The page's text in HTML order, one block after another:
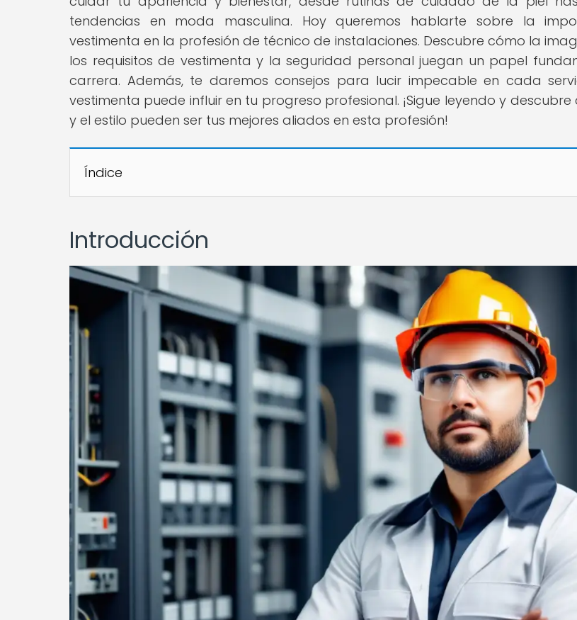
tendencias en moda masculina. Hoy queremos hablarte sobre la
vestimenta en la profesión de técnico de instalaciones. Descubre cómo la
los requisitos de vestimenta y la seguridad personal juegan un papel
carrera. Además, te daremos consejos para lucir impecable en cada
vestimenta puede influir en tu progreso profesional. ¡Sigue leyendo y
y el estilo pueden ser tus mejores aliados en esta profesión!
Índice
Introducción